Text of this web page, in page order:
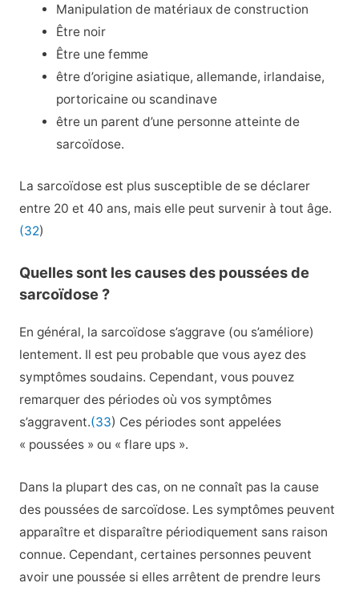
Manipulation de matériaux de construction
Être noir
Être une femme
être d’origine asiatique, allemande, irlandaise,
portoricaine ou scandinave
être un parent d’une personne atteinte de
sarcoïdose.
La sarcoïdose est plus susceptible de se déclarer
entre 20 et 40 ans, mais elle peut survenir à tout âge.
(32)
Quelles sont les causes des poussées de
sarcoïdose ?
En général, la sarcoïdose s’aggrave (ou s’améliore)
lentement. Il est peu probable que vous ayez des
symptômes soudains. Cependant, vous pouvez
remarquer des périodes où vos symptômes
s’aggravent.(33) Ces périodes sont appelées
« poussées » ou « flare ups ».
Dans la plupart des cas, on ne connaît pas la cause
des poussées de sarcoïdose. Les symptômes peuvent
apparaître et disparaître périodiquement sans raison
connue. Cependant, certaines personnes peuvent
avoir une poussée si elles arrêtent de prendre leurs